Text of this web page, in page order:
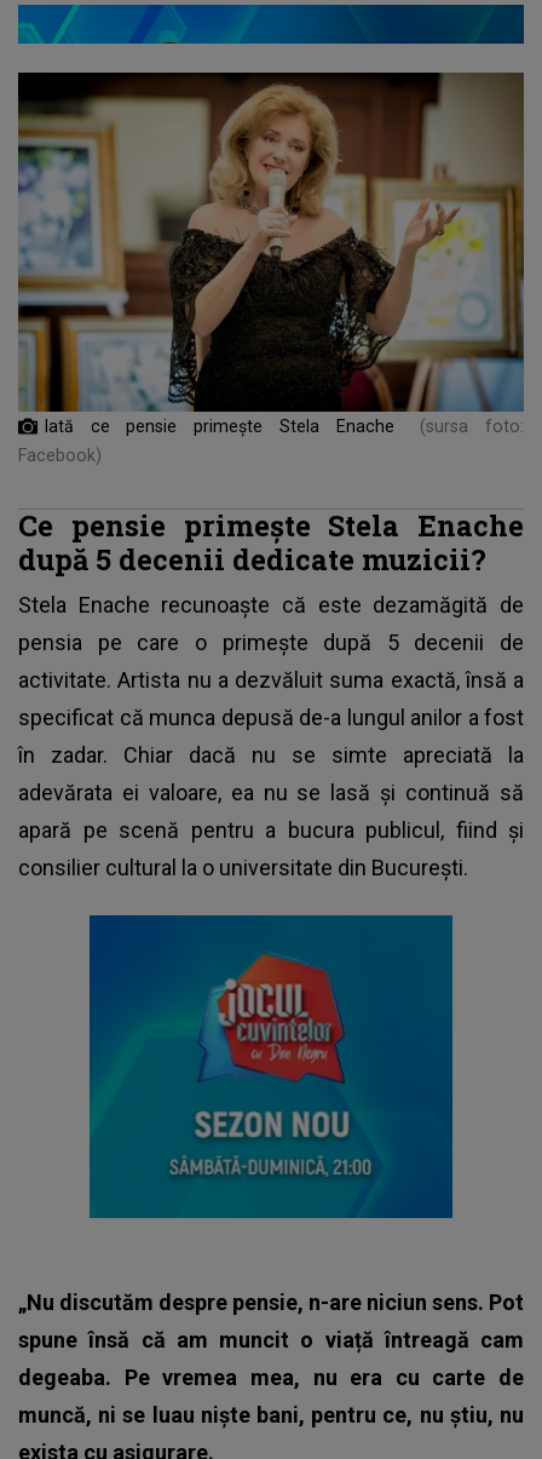
Iată ce pensie primește Stela Enache
(sursa foto:
Facebook)
Ce pensie primește Stela Enache
după 5 decenii dedicate muzicii?
Stela Enache recunoaște că este dezamăgită de
pensia pe care o primește după 5 decenii de
activitate. Artista nu a dezvăluit suma exactă, însă a
specificat că munca depusă de-a lungul anilor a fost
în zadar. Chiar dacă nu se simte apreciată la
adevărata ei valoare, ea nu se lasă și continuă să
apară pe scenă pentru a bucura publicul, fiind și
consilier cultural la o universitate din București.
„Nu discutăm despre pensie, n-are niciun sens. Pot
spune însă că am muncit o viață întreagă cam
degeaba. Pe vremea mea, nu era cu carte de
muncă, ni se luau niște bani, pentru ce, nu știu, nu
exista cu asigurare.